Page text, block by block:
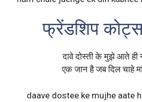
फ्रेंडशिप कोट्स
दावे दोस्ती के मुझे आते ही
एक जान है जब दिल चाहे
daave dostee ke mujhe aate